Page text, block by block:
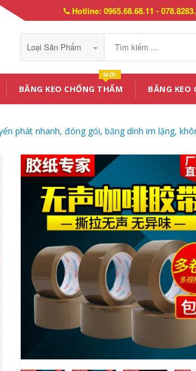
Hotline: 0965.68.68.11 -
Loại Sản Phẩm
BĂNG KEO CHỐNG THẤM
MỚI
BĂNG KEO
phát nhanh, đóng gói, băng dính im lặng,